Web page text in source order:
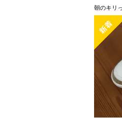
朝のキリ
ドな スルー
チブエ